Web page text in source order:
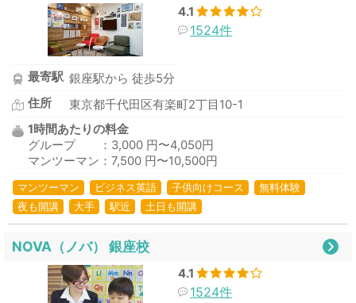
4.1
1524件
最寄駅 銀座駅から 徒歩5分
住所
東京都千代田区有楽町2丁目10-1
1時間あたりの料金
グループ ：3,000 円〜4,050円
マンツーマン：7,500 円〜10,500円
マンツーマン ビジネス英語 子供向けコース
無料体験
夜も開講
大手 駅近 土日も開講
NOVA（ノバ） 銀座校
4.1
1524件